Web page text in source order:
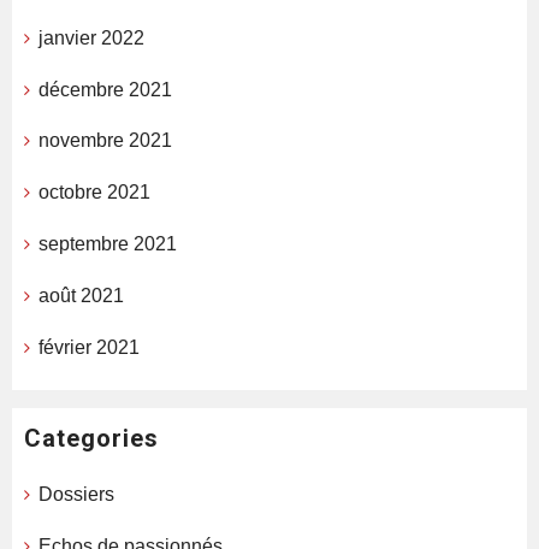
janvier 2022
décembre 2021
novembre 2021
octobre 2021
septembre 2021
août 2021
février 2021
Categories
Dossiers